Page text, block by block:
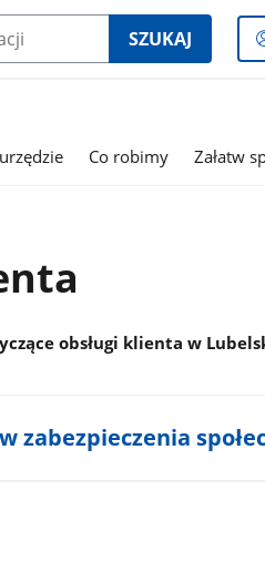
SZUKAJ
Co robimy Załatw
obsługi klienta w
zabezpieczenia